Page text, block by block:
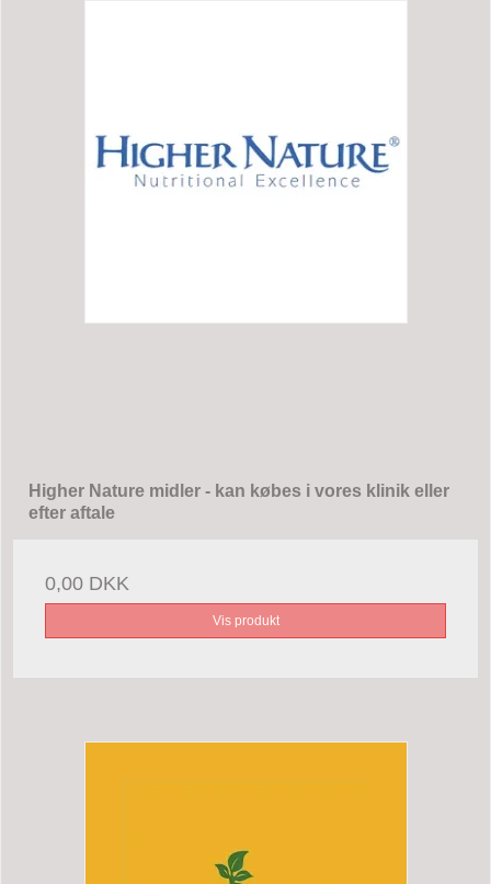
Higher Nature midler - kan købes i vores klinik eller
efter aftale
0,00 DKK
Vis produkt